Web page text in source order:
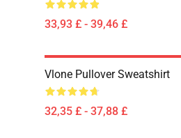
33,93 £ - 39,46 £
Vlone Pullover Sweatshirt
32,35 £ - 37,88 £